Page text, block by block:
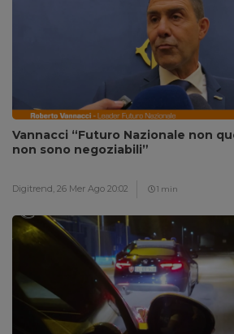
Vannacci “Futuro Nazionale non
non sono negoziabili”
Digitrend, 26 Mer Ago 20:02 1 min